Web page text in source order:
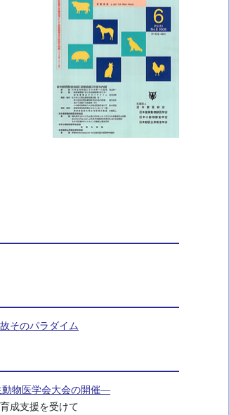
そのパラダイム
物医学会大会の開催―
成支援を受けて